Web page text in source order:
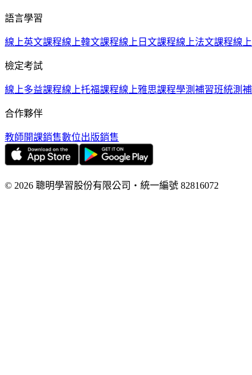
語言學習
線上英文課程線上韓文課程線上日文課程線上法文課程線
檢定考試
線上多益課程線上托福課程線上雅思課程學測補習班統測
合作夥伴
教師開課銷售數位出版銷售
© 2026 聰明學習股份有限公司 ・ 統一編號 82816072